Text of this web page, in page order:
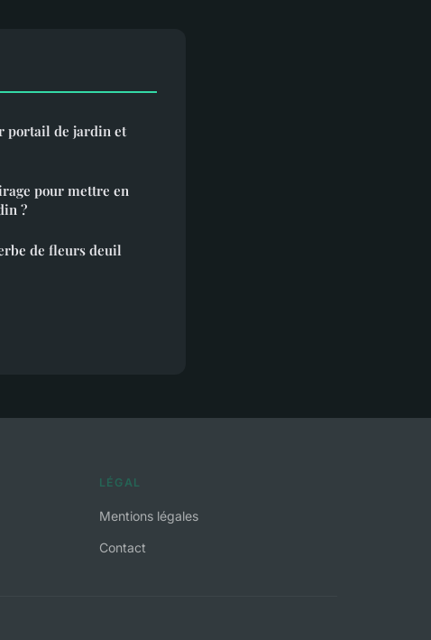
portail de jardin et
pour mettre en
?
de fleurs deuil
LÉGAL
Mentions légales
Contact